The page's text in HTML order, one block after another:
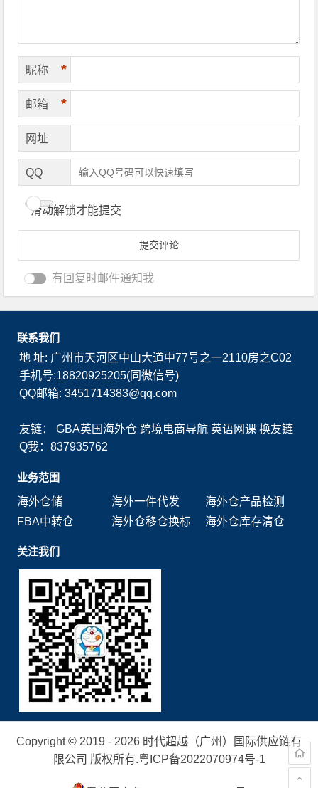
昵称 *
邮箱 *
网址
QQ
滑动解锁才能提交
有回复时邮件通知我
联系我们
地 址: 广州市天河区中山大道中77号之一2110房之C02
手机号:18820925205(同微信号)
QQ邮箱: 3451714383@qq.com
友链：GBA英国海外仓 跨境电商导航 英语网课 换友链
Q我：837935762
业务范围
海外仓储
海外一件代发
海外仓产品检测
FBA中转仓
海外仓移仓换标 海外仓库存清仓
关注我们
Copyright © 2019 - 2026 时代超越（广州）国际供应链有
限公司 版权所有.粤ICP备2022070974号-1